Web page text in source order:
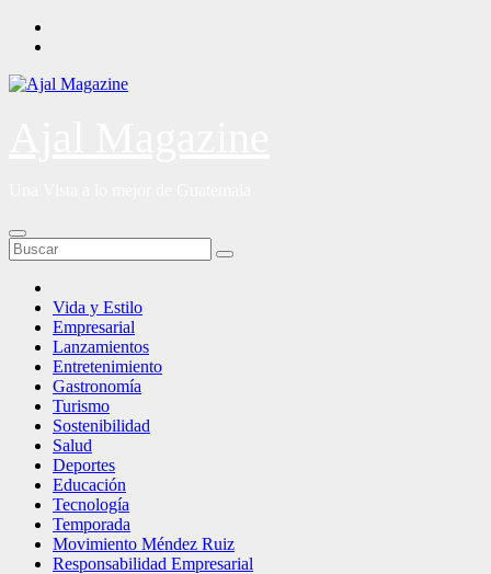
Saltar
Vida y Estilo
Empresarial
Lanzamientos
Entretenimiento
Gastronomía
Turismo
Sostenibilidad
Salud
Deportes
Educación
Tecnología
Temporada
Movimiento Méndez Ruiz
Responsabilidad Empresarial